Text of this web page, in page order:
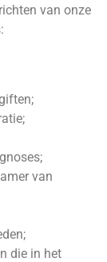
van onze
van
die in het